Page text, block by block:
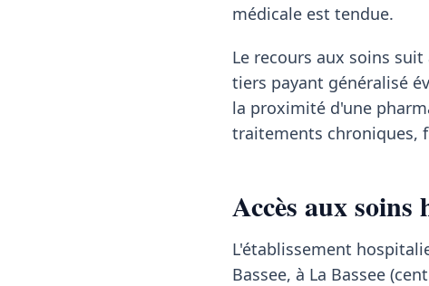
médicale est tendue.
Le recours aux soins
tiers payant généralisé
la proximité d'une
traitements chroniques,
Accès aux
L'établissement
Bassee, à La Bassee